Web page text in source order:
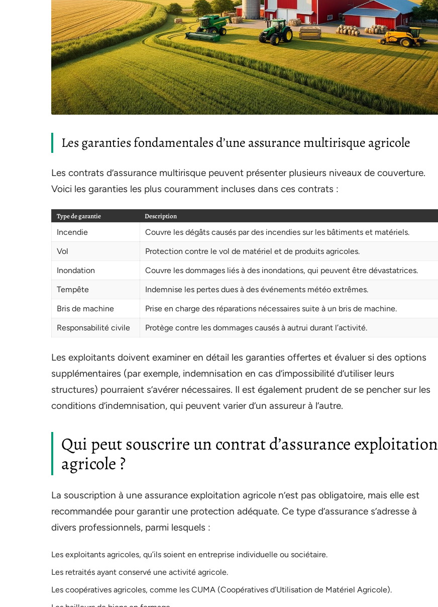
Les garanties fondamentales d’une assurance multirisque agricole
Les contrats d’assurance multirisque peuvent présenter plusieurs niveaux de couverture.
Voici les garanties les plus couramment incluses dans ces contrats :
Type de garantie Description
Incendie
Couvre les dégâts causés par des incendies sur les bâtiments et matériels.
Vol
Protection contre le vol de matériel et de produits agricoles.
Inondation
Couvre les dommages liés à des inondations, qui peuvent être dévastatrices.
Tempête
Indemnise les pertes dues à des événements météo extrêmes.
Bris de machine
Prise en charge des réparations nécessaires suite à un bris de machine.
Responsabilité civile
Protège contre les dommages causés à autrui durant l’activité.
Les exploitants doivent examiner en détail les garanties offertes et évaluer si des options
supplémentaires (par exemple, indemnisation en cas d’impossibilité d’utiliser leurs
structures) pourraient s’avérer nécessaires. Il est également prudent de se pencher sur les
conditions d’indemnisation, qui peuvent varier d’un assureur à l’autre.
Qui peut souscrire un contrat d’assurance exploitation
agricole ?
La souscription à une assurance exploitation agricole n’est pas obligatoire, mais elle est
recommandée pour garantir une protection adéquate. Ce type d’assurance s’adresse à
divers professionnels, parmi lesquels :
Les exploitants agricoles, qu’ils soient en entreprise individuelle ou sociétaire.
Les retraités ayant conservé une activité agricole.
Les coopératives agricoles, comme les CUMA (Coopératives d’Utilisation de Matériel Agricole).